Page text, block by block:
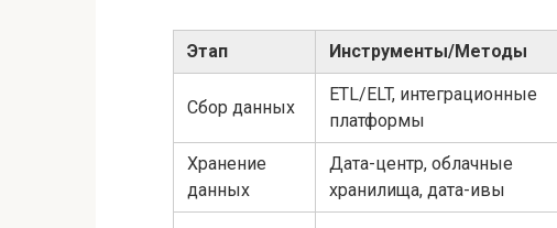
Этап Инструменты/Методы
Сбор данных
ETL/ELT, интеграционные
платформы
Хранение
данных
Дата-центр, облачные
хранилища, дата-ивы